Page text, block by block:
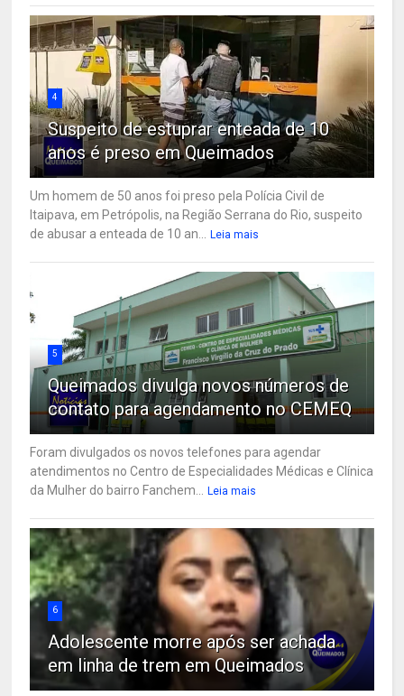
4
Suspeito de estuprar enteada de 10
anos é preso em Queimados
Um homem de 50 anos foi preso pela Polícia Civil de
Itaipava, em Petrópolis, na Região Serrana do Rio, suspeito
de abusar a enteada de 10 an...
Leia mais
5
Queimados divulga novos números de
contato para agendamento no CEMEQ
Foram divulgados os novos telefones para agendar
atendimentos no Centro de Especialidades Médicas e Clínica
da Mulher do bairro Fanchem...
Leia mais
6
Adolescente morre após ser achada
em linha de trem em Queimados